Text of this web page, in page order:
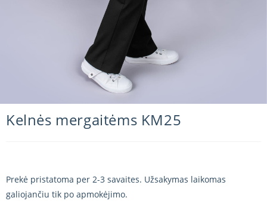
Kelnės mergaitėms KM25
Prekė pristatoma per 2-3 savaites. Užsakymas laikomas
galiojančiu tik po apmokėjimo.